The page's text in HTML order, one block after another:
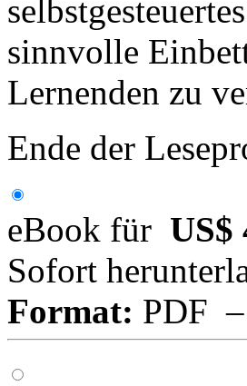
sinnvolle
Lernenden zu
Ende der
eBook für US$
Sofort
Format: PDF